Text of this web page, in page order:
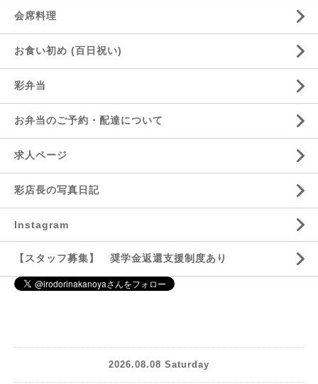
会席料理
お食い初め (百日祝い)
彩弁当
お弁当のご予約・配達について
求人ページ
彩店長の写真日記
Instagram
【スタッフ募集】 奨学金返還支援制度あり
2026.08.08 Saturday